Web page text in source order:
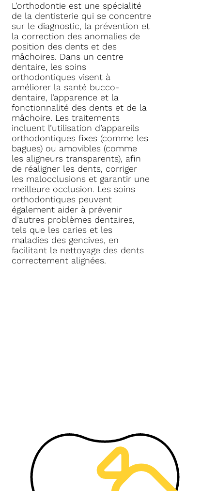
L’orthodontie est une spécialité
de la dentisterie qui se concentre
sur le diagnostic, la prévention et
la correction des anomalies de
position des dents et des
mâchoires. Dans un centre
dentaire, les soins
orthodontiques visent à
améliorer la santé bucco-
dentaire, l’apparence et la
fonctionnalité des dents et de la
mâchoire. Les traitements
incluent l’utilisation d’appareils
orthodontiques fixes (comme les
bagues) ou amovibles (comme
les aligneurs transparents), afin
de réaligner les dents, corriger
les malocclusions et garantir une
meilleure occlusion. Les soins
orthodontiques peuvent
également aider à prévenir
d’autres problèmes dentaires,
tels que les caries et les
maladies des gencives, en
facilitant le nettoyage des dents
correctement alignées.